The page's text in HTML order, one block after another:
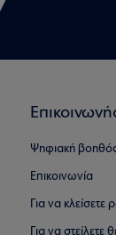
Ψηφιακή
Επικοινωνία
Για να
Για να στείλετε